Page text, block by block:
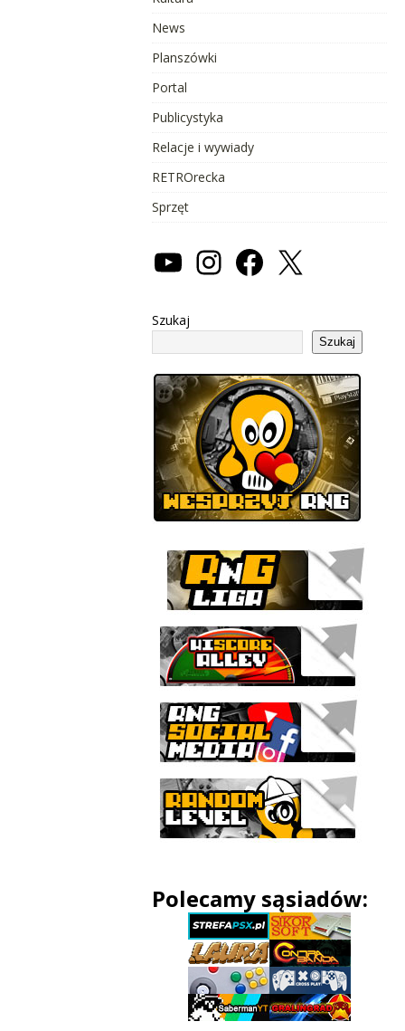
News
Planszówki
Portal
Publicystyka
Relacje i wywiady
RETROrecka
Sprzęt
Szukaj
Szukaj
Polecamy sąsiadów: